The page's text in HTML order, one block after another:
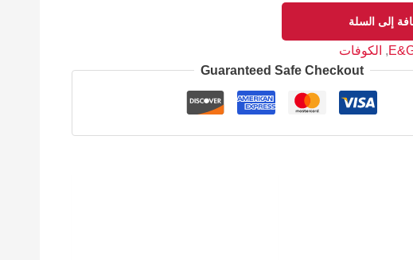
إلى السلة
, الكوفات
Guaranteed Safe Checkout